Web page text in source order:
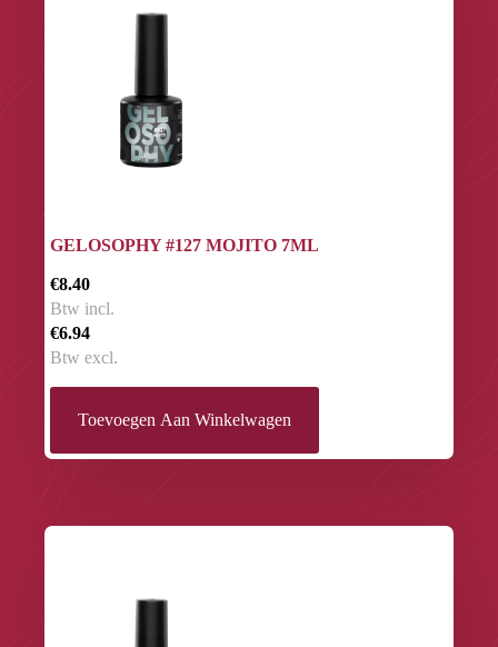
GELOSOPHY #127 MOJITO 7ML
€8.40
Btw incl.
€6.94
Btw excl.
Toevoegen Aan Winkelwagen